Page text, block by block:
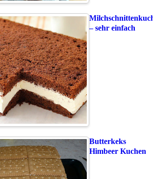
– sehr einfach
Butterkeks
Himbeer Kuchen